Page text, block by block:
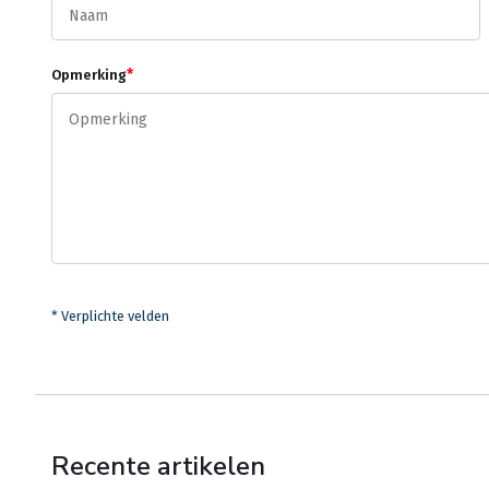
Opmerking*
* Verplichte velden
Recente artikelen